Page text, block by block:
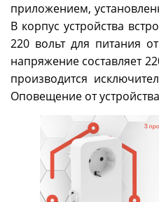
приложением,
В корпус устройства
220 вольт для питания
напряжение составляет
производится
Оповещение от